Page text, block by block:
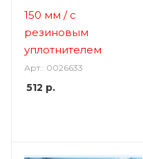
150 мм / с
резиновым
уплотнителем
Арт.: 0026633
512 р.